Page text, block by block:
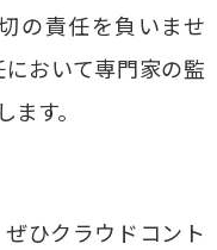
の責任を負いませ
おいて専門家の監
す。
ひクラウドコント